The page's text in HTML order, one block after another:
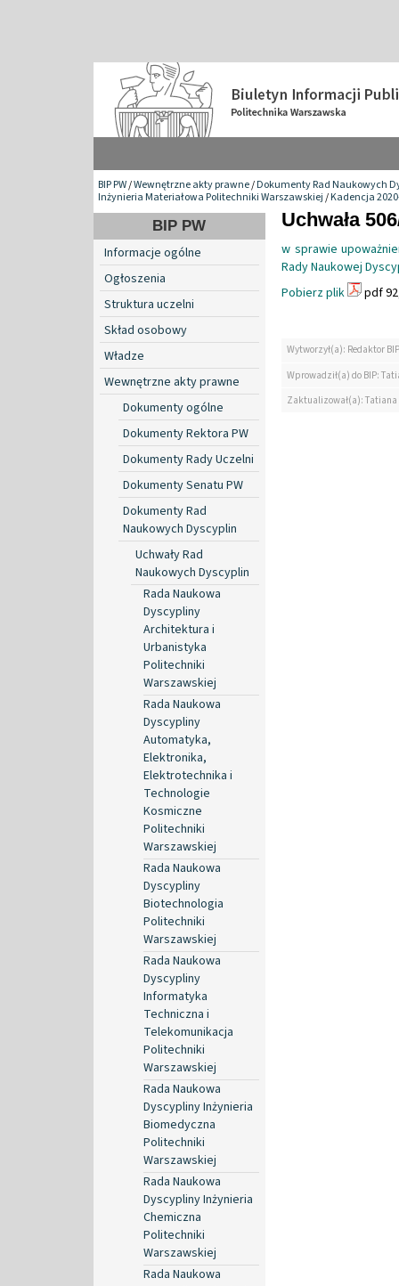
BIP PW/Wewnętrzne akty prawne/Dokumenty Rad Naukowych
Inżynieria Materiałowa Politechniki Warszawskiej/Kadencja
BIP PW
Informacje ogólne
Ogłoszenia
Struktura uczelni
Skład osobowy
Władze
Wewnętrzne akty prawne
Dokumenty ogólne
Dokumenty Rektora PW
Dokumenty Rady Uczelni
Dokumenty Senatu PW
Dokumenty Rad
Naukowych Dyscyplin
Uchwały Rad
Naukowych Dyscyplin
Rada Naukowa
Dyscypliny
Architektura i
Urbanistyka
Politechniki
Warszawskiej
Rada Naukowa
Dyscypliny
Automatyka,
Elektronika,
Elektrotechnika i
Technologie
Kosmiczne
Politechniki
Warszawskiej
Rada Naukowa
Dyscypliny
Biotechnologia
Politechniki
Warszawskiej
Rada Naukowa
Dyscypliny
Informatyka
Techniczna i
Telekomunikacja
Politechniki
Warszawskiej
Rada Naukowa
Dyscypliny Inżynieria
Biomedyczna
Politechniki
Warszawskiej
Rada Naukowa
Dyscypliny Inżynieria
Chemiczna
Politechniki
Warszawskiej
Rada Naukowa
Uchwała
w sprawie
Rady Naukowej
Pobierz plik
pdf
Wytworzył(a): Redaktor BIP
Wprowadził(a) do BIP:
Zaktualizował(a):